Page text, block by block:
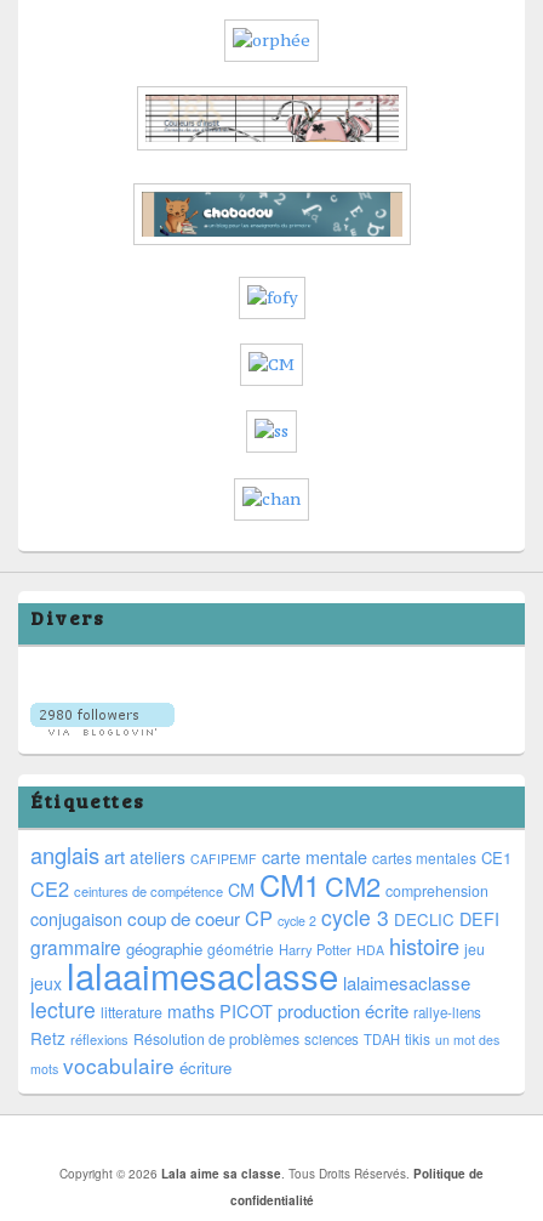
Divers
Étiquettes
anglaisart ateliers CAFIPEMF carte mentale cartes mentales CE1
CE2 ceintures de compétence CM CM1 CM2 comprehension
conjugaison coup de coeurCP cycle 2 cycle 3 DECLIC DEFI
grammaire géographie géométrie Harry Potter HDA histoire jeu
jeux lalaaimesaclasse lalaimesaclasse
lecture litterature maths PICOTproduction écrite rallye-liens
Retz réflexions Résolution de problèmes sciences TDAH tikis un mot des
mots vocabulaire écriture
Copyright © 2026 Lala aime sa classe . Tous Droits Réservés. Politique de
confidentialité